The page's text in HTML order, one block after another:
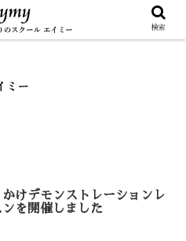
かけデモンストレーションレ
ンを開催しました
検索